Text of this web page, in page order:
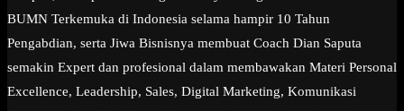
BUMN Terkemuka di Indonesia selama hampir 10 Tahun
Pengabdian, serta Jiwa Bisnisnya membuat Coach Dian Saputa
semakin Expert dan profesional dalam membawakan Materi Personal
Excellence, Leadership, Sales, Digital Marketing, Komunikasi